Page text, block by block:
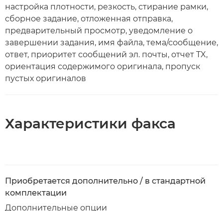
настройка плотности, резкость, стирание рамки,
сборное задание, отложенная отправка,
предварительный просмотр, уведомление о
завершении задания, имя файла, тема/сообщение,
ответ, приоритет сообщений эл. почты, отчет TX,
ориентация содержимого оригинала, пропуск
пустых оригиналов
Характеристики факса
Приобретается дополнительно / в стандартной
комплектации
Дополнительные опции